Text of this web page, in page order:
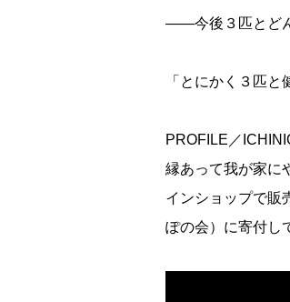
――今後３匹とど
「とにかく３匹
PROFILE／
縁あって我が家に
インショップで販
ぽの会）に寄付し